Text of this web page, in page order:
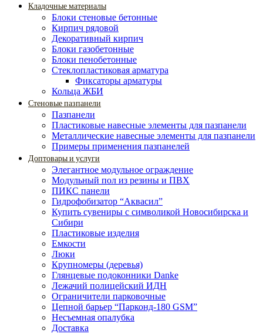
Кладочные материалы
Блоки стеновые бетонные
Кирпич рядовой
Декоративный кирпич
Блоки газобетонные
Блоки пенобетонные
Стеклопластиковая арматура
Фиксаторы арматуры
Кольца ЖБИ
Стеновые пазпанели
Пазпанели
Пластиковые навесные элементы для пазпанели
Металлические навесные элементы для пазпанели
Примеры применения пазпанелей
Доптовары и услуги
Элегантное модульное ограждение
Модульный пол из резины и ПВХ
ПИКС панели
Гидрофобизатор “Аквасил”
Купить сувениры с символикой Новосибирска и
Сибири
Пластиковые изделия
Емкости
Люки
Крупномеры (деревья)
Глянцевые подоконники Danke
Лежачий полицейский ИДН
Ограничители парковочные
Цепной барьер “Парконд-180 GSM”
Несъемная опалубка
Доставка